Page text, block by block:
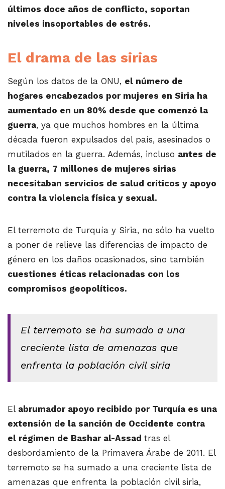
últimos doce años de conflicto, soportan
niveles insoportables de estrés.
El drama de las sirias
Según los datos de la ONU, el número de
hogares encabezados por mujeres en Siria ha
aumentado en un 80% desde que comenzó la
guerra, ya que muchos hombres en la última
década fueron expulsados del país, asesinados o
mutilados en la guerra. Además, incluso antes de
la guerra, 7 millones de mujeres sirias
necesitaban servicios de salud críticos y apoyo
contra la violencia física y sexual.
El terremoto de Turquía y Siria, no sólo ha vuelto
a poner de relieve las diferencias de impacto de
género en los daños ocasionados, sino también
cuestiones éticas relacionadas con los
compromisos geopolíticos.
El terremoto se ha sumado a una
creciente lista de amenazas que
enfrenta la población civil siria
El abrumador apoyo recibido por Turquía es una
extensión de la sanción de Occidente contra
el régimen de Bashar al-Assad tras el
desbordamiento de la Primavera Árabe de 2011. El
terremoto se ha sumado a una creciente lista de
amenazas que enfrenta la población civil siria,